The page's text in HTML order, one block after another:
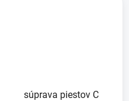
súprava piestov C